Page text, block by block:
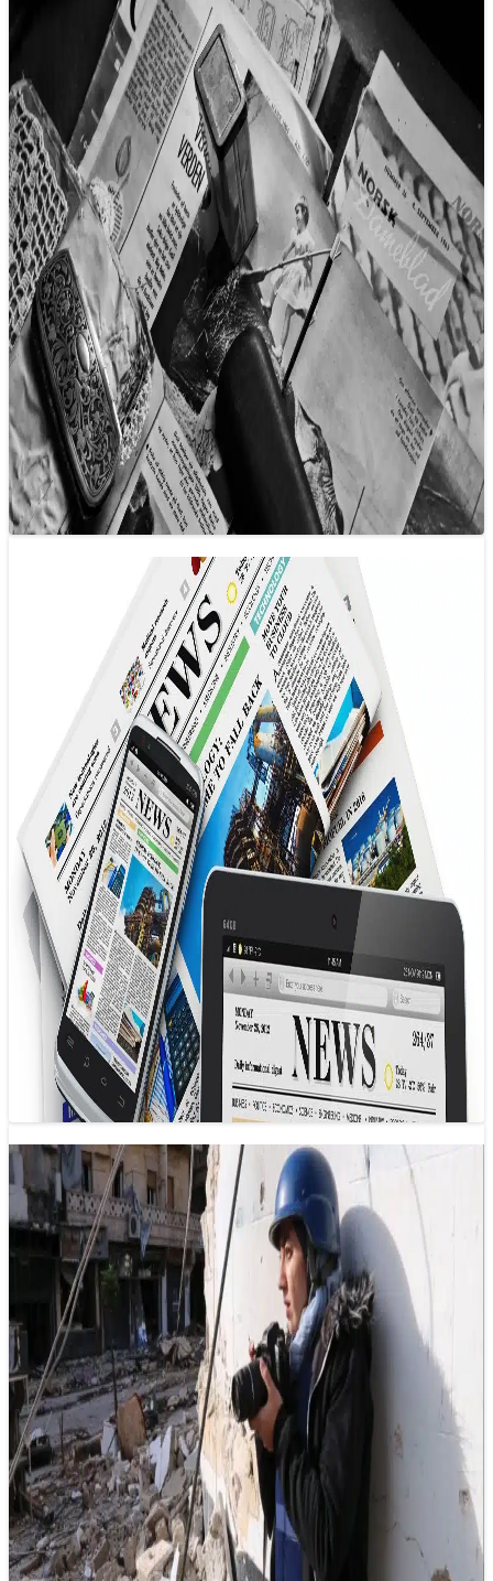
Báo chí năm 2025: Tính nhân văn thay
vì tính xác thực?
11/02/2025 14:17
Hằng năm, Nieman Lab tiến hành phỏng vấn một số
chuyên gia trong lĩnh vực báo chí, dự báo điều gì sẽ xảy ra
trong…
Thời kỳ huy hoàng của các trang tin tức
đã hết?
29/01/2025 10:00
Ngày nay, nhiều độc giả cảm thấy bối rối trước việc tiêu
thụ thông tin, phản ánh một sự thực rằng các trang…
Nhà báo và những nỗi đau: không ai
đáng bị kỳ thị